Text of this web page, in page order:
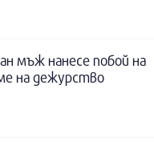
мъж нанесе побой на
на дежурство